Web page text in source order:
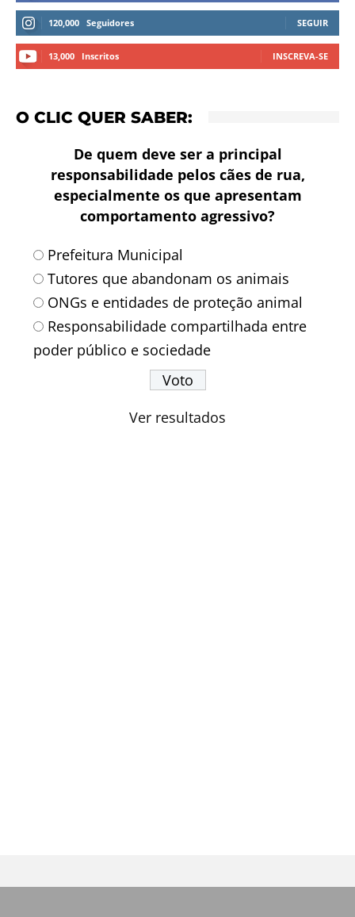
120,000 Seguidores SEGUIR
13,000 Inscritos INSCREVA-SE
O CLIC QUER SABER:
De quem deve ser a principal
responsabilidade pelos cães de rua,
especialmente os que apresentam
comportamento agressivo?
Prefeitura Municipal
Tutores que abandonam os animais
ONGs e entidades de proteção animal
Responsabilidade compartilhada entre
poder público e sociedade
Ver resultados